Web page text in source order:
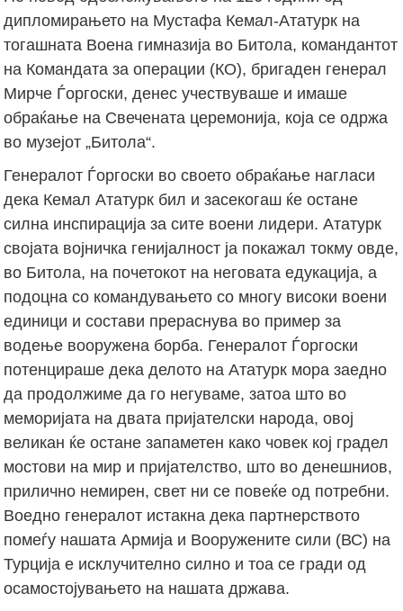
дипломирањето на Мустафа Кемал-Ататурк на
тогашната Воена гимназија во Битола, командантот
на Командата за операции (КО), бригаден генерал
Мирче Ѓоргоски, денес учествуваше и имаше
обраќање на Свечената церемонија, која се одржа
во музејот „Битола“.
Генералот Ѓоргоски во своето обраќање нагласи
дека Кемал Ататурк бил и засекогаш ќе остане
силна инспирација за сите воени лидери. Ататурк
својата војничка генијалност ја покажал токму овде,
во Битола, на почетокот на неговата едукација, а
подоцна со командувањето со многу високи воени
единици и состави прераснува во пример за
водење вооружена борба. Генералот Ѓоргоски
потенцираше дека делото на Ататурк мора заедно
да продолжиме да го негуваме, затоа што во
меморијата на двата пријателски народа, овој
великан ќе остане запаметен како човек кој градел
мостови на мир и пријателство, што во денешниов,
прилично немирен, свет ни се повеќе од потребни.
Воедно генералот истакна дека партнерството
помеѓу нашата Армија и Вооружените сили (ВС) на
Турција е исклучително силно и тоа се гради од
осамостојувањето на нашата држава.